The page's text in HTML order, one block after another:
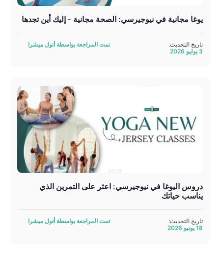
يوغا مجانية في نيوجيرسي: الصحة مجانية - إليك أين تجدها
تاريخ التحديث:
3 يوليو 2026
تمت المراجعة بواسطة أتول ميشرا
دروس اليوغا في نيوجيرسي: اعثر على التمرين الذي
يناسب حياتك
تاريخ التحديث:
18 يونيو 2026
تمت المراجعة بواسطة أتول ميشرا